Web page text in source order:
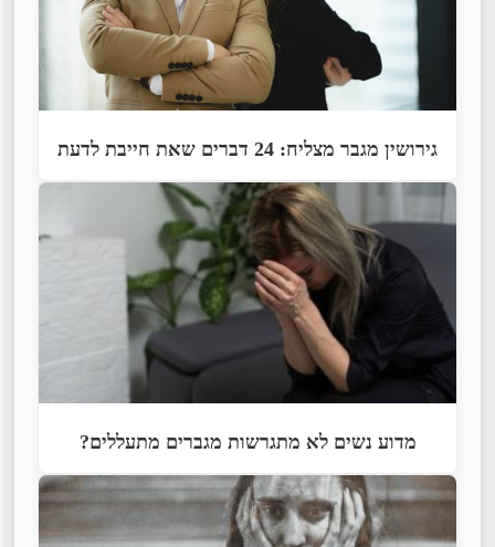
גירושין מגבר מצליח: 24 דברים שאת חייבת לדעת
מדוע נשים לא מתגרשות מגברים מתעללים?